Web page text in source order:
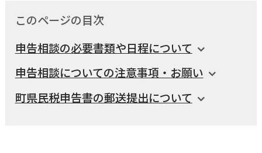
おくやみ
手続きガイド
横瀬町（町長） へのご意見等
窓口案内 トップページ
このページの目次
申告相談の必要書類や日程について
申告相談についての注意事項・お願い
町県民税申告書の郵送提出について